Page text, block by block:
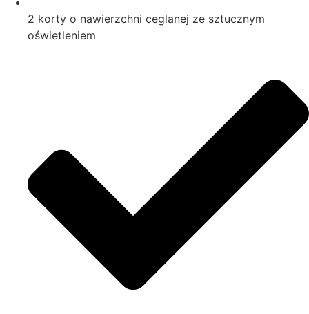
2 korty o nawierzchni ceglanej ze sztucznym
oświetleniem